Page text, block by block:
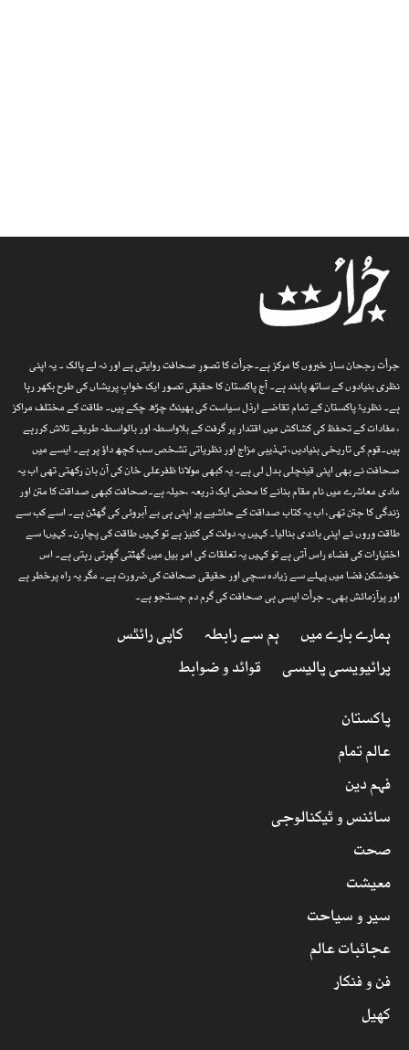
جرأت رجحان ساز خبروں کا مرکز ہے۔جرأت کا تصورِ صحافت روایتی ہے اور نہ لے پالک ۔ یہ اپنی
نظری بنیادوں کے ساتھ پابند ہے۔ آج پاکستان کا حقیقی تصور ایک خوابِ پریشاں کی طرح بکھر رہا
ہے۔ نظریۂ پاکستان کے تمام تقاضے ارذل سیاست کی بھینٹ چڑھ چکے ہیں۔ طاقت کے مختلف مراکز
، مفادات کے تحفظ کی کشاکش میں اقتدار پر گرفت کے بلاواسطہ اور بالواسطہ طریقے تلاش کررہے
ہیں۔قوم کی تاریخی بنیادیں، تہذیبی مزاج اور نظریاتی تشخص سب کچھ داؤ پر ہے۔ ایسے میں
صحافت نے بھی اپنی قینچلی بدل لی ہے۔ یہ کبھی مولانا ظفرعلی خان کی آن بان رکھتی تھی اب یہ
مادی معاشرے میں نام مقام بنانے کا محض ایک ذریعہ ،حیلہ ہے۔صحافت کبھی صداقت کا متن اور
زندگی کا جتن تھی، اب یہ کتاب صداقت کے حاشیے پر اپنی ہی بے آبروئی کی گھٹن ہے۔ اسے کب سے
طاقت وروں نے اپنی باندی بنالیا۔ کہیں یہ دولت کی کنیز ہے تو کہیں طاقت کی پچارن۔ کہیںا سے
اختیارات کی فضاء راس آتی ہے تو کہیں یہ تعلقات کی امر بیل میں گھٹتی گھِرتی رہتی ہے۔ اس
خودشکن فضا میں پہلے سے زیادہ سچی اور حقیقی صحافت کی ضرورت ہے۔ مگر یہ راہ پرخطر ہے
اور پرآزمائش بھی۔ جرأت ایسی ہی صحافت کی گرم دم جستجو ہے۔
ہمارے بارے میں ہم سے رابطہ
کاپی رائٹس
پرائیویسی پالیسی
قوائد و ضوابط
پاکستان
عالم تمام
فہم دین
سائنس و ٹیکنالوجی
صحت
معیشت
سیر و سیاحت
عجائبات عالم
فن و فنکار
کھیل